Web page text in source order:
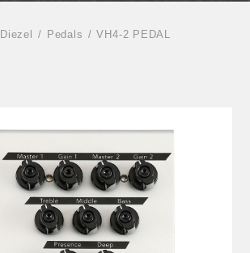
Diezel Pedals VH4-2 PEDAL